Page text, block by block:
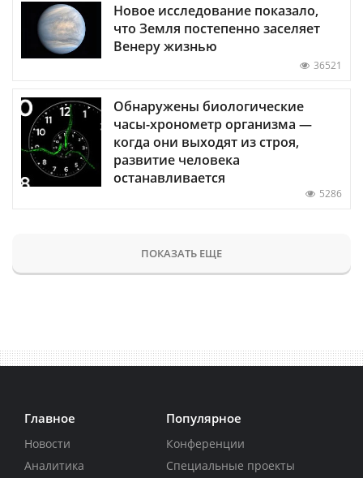
Новое исследование показало,
что Земля постепенно заселяет
Венеру жизнью
36521
Обнаружены биологические
часы-хронометр организма —
когда они выходят из строя,
развитие человека
останавливается
5286
ПОКАЗАТЬ ЕЩЕ
Главное
Новости
Аналитика
Популярное
Конференции
Специальные проекты